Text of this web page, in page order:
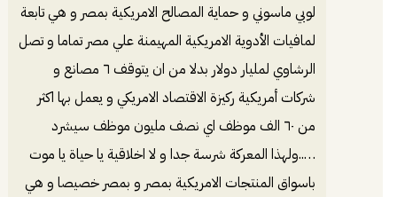
لوبي ماسوني و حماية المصالح الامريكية بمصر و هي تابعة
لمافيات الأدوية الامريكية المهيمنة علي مصر تماما و تصل
الرشاوي لمليار دولار بدلا من ان يتوقف ٦ مصانع و
شركات أمريكية ركيزة الاقتصاد الامريكي و يعمل بها اكثر
من ٦٠ الف موظف اي نصف مليون موظف سيشرد
…..ولهذا المعركة شرسة جدا و لا اخلاقية يا حياة يا موت
باسواق المنتجات الامريكية بمصر و بمصر خصيصا و هي